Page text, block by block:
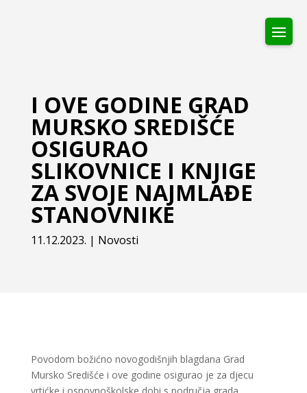
I OVE GODINE GRAD
MURSKO SREDIŠĆE
OSIGURAO
SLIKOVNICE I KNJIGE
ZA SVOJE NAJMLAĐE
STANOVNIKE
11.12.2023. | Novosti
Povodom božićno novogodišnjih blagdana Grad
Mursko Središće i ove godine osigurao je za djecu